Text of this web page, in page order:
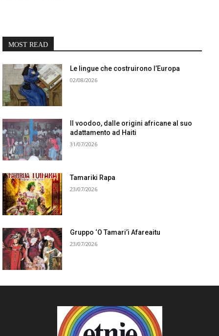
MOST READ
Le lingue che costruirono l’Europa
02/08/2026
Il voodoo, dalle origini africane al suo
adattamento ad Haiti
31/07/2026
Tamariki Rapa
23/07/2026
Gruppo ‘O Tamari’i Afareaitu
23/07/2026